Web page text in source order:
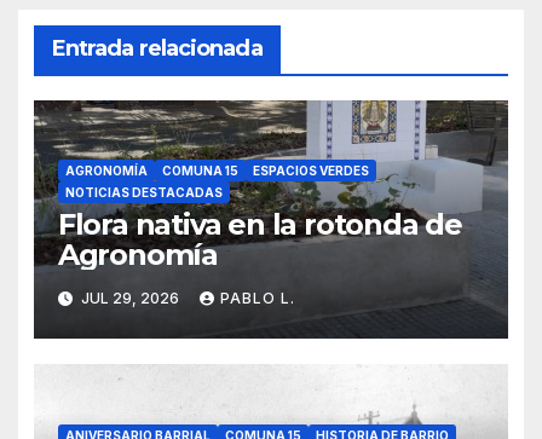
Entrada relacionada
AGRONOMÍA COMUNA 15
ESPACIOS VERDES
NOTICIAS DESTACADAS
Flora nativa en la rotonda de
Agronomía
JUL 29, 2026 PABLO L.
ANIVERSARIO BARRIAL COMUNA 15
HISTORIA DE BARRIO